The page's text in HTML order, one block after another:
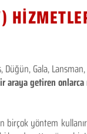
Düğün, Gala,
araya getiren
yöntem